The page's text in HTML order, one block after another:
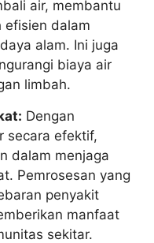
air, membantu
efisien dalam
alam. Ini juga
biaya air
limbah.
Dengan
secara efektif,
dalam menjaga
Pemrosesan yang
penyakit
manfaat
sekitar.